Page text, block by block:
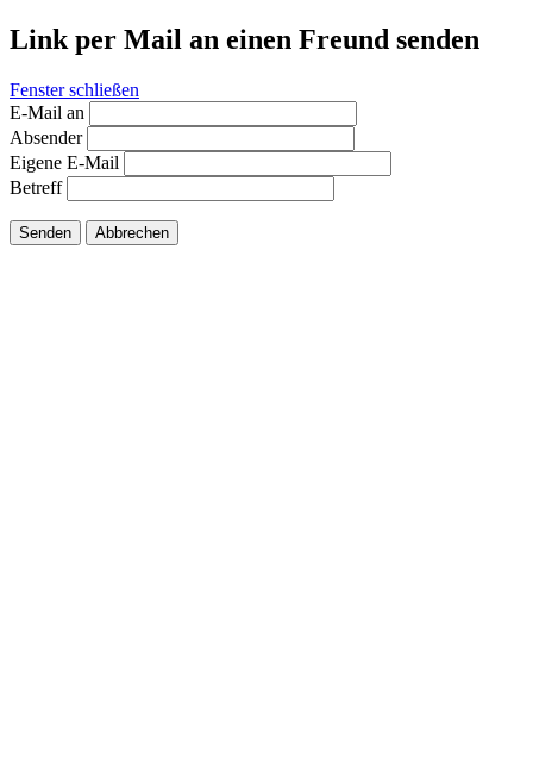
Link per Mail an einen Freund senden
Fenster schließen
E-Mail an
Absender
Eigene E-Mail
Betreff
Senden Abbrechen